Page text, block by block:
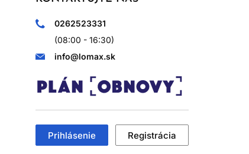
0262523331
(08:00 - 16:30)
info@lomax.sk
Prihlásenie Registrácia